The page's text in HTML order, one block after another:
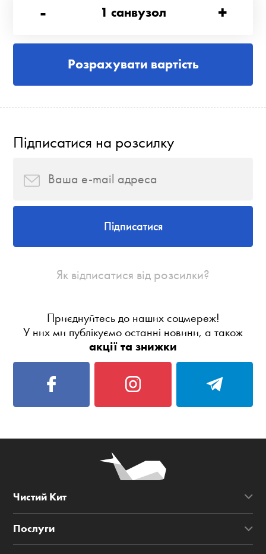
- 1 санвузол +
Розрахувати вартість
Підписатися на розсилку
Підписатися
Як відписатися від розсилки?
Приєднуйтесь до наших соцмереж!
У них ми публікуємо останні новини, а також
акції та знижки
Чистий Кит
Послуги